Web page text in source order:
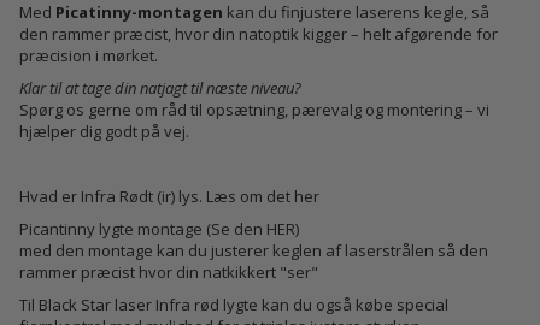
Med Picatinny-montagen kan du finjustere laserens kegle, så
den rammer præcist, hvor din natoptik kigger – helt afgørende for
præcision i mørket.
Klar til at tage din natjagt til næste niveau?
Spørg os gerne om råd til opsætning, pærevalg og montering – vi
hjælper dig godt på vej.
Hvad er Infra Rødt (ir) lys. Læs om det her
Picantinny lygte montage (Se den HER)
med den montage kan du justerer keglen af laserstrålen så den
rammer præcist hvor din natkikkert "ser"
Til Black Star laser Infra rød lygte kan du også købe special